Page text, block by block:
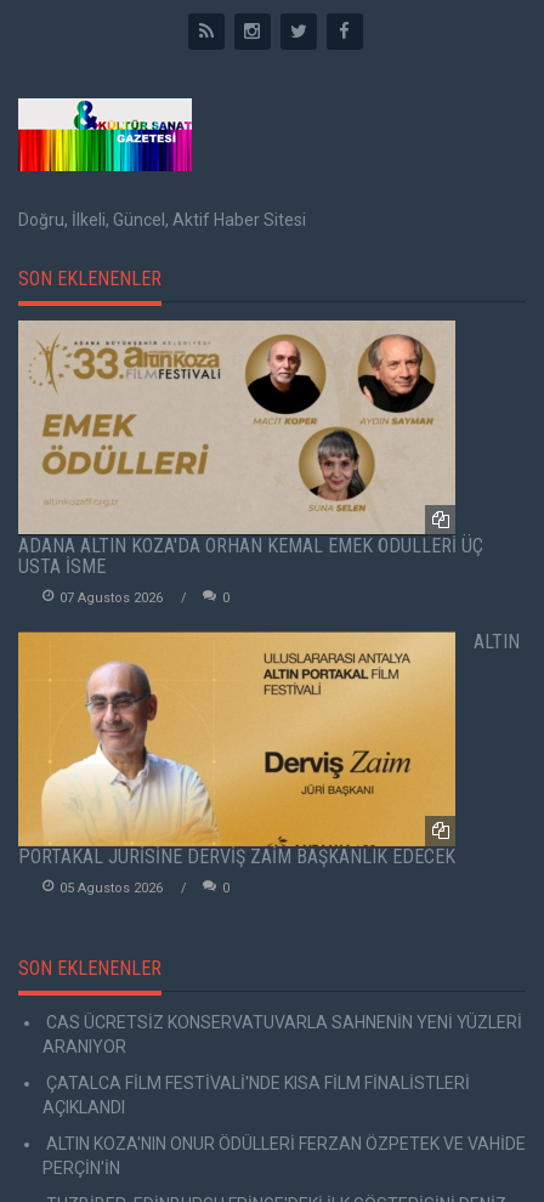
Doğru, İlkeli, Güncel, Aktif Haber Sitesi
SON EKLENENLER
ADANA ALTIN KOZA'DA ORHAN KEMAL EMEK ÖDÜLLERİ ÜÇ
USTA İSME
07 Agustos 2026 0
ALTIN
PORTAKAL JÜRİSİNE DERVİŞ ZAİM BAŞKANLIK EDECEK
05 Agustos 2026 0
SON EKLENENLER
CAS ÜCRETSİZ KONSERVATUVARLA SAHNENİN YENİ YÜZLERİ
ARANIYOR
ÇATALCA FİLM FESTİVALİ'NDE KISA FİLM FİNALİSTLERİ
AÇIKLANDI
ALTIN KOZA'NIN ONUR ÖDÜLLERİ FERZAN ÖZPETEK VE VAHİDE
PERÇİN'İN